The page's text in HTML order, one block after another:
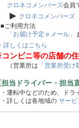
クロネコメンバーズ会員
▶ クロネコメンバーズ
ご利用方法
「お届け予定ｅメール」
詳しくはこちら
ンビニ等の店舗の
営業所は 「営業所受
担当ドライバー・担当
運転中などのため、ドラ
詳しくは各地域の サービ